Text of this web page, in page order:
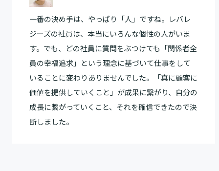
一番の決め手は、やっぱり「人」ですね。レバレ
ジーズの社員は、本当にいろんな個性の人がいま
す。でも、どの社員に質問をぶつけても「関係者全
員の幸福追求」という理念に基づいて仕事をして
いることに変わりありませんでした。「真に顧客に
価値を提供していくこと」が成果に繋がり、自分の
成長に繋がっていくこと、それを確信できたので決
断しました。